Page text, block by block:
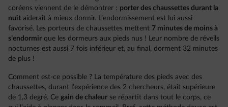
coréens viennent de le démontrer : porter des chaussettes durant la
nuit aiderait à mieux dormir. L’endormissement est lui aussi
favorisé. Les porteurs de chaussettes mettent 7 minutes de moins à
s’endormir que les dormeurs aux pieds nus ! Leur nombre de réveils
nocturnes est aussi 7 fois inférieur et, au final, dorment 32 minutes
de plus !
Comment est-ce possible ? La température des pieds avec des
chaussettes, durant l’expérience des 2 chercheurs, était supérieure
de 1,3 degré. Ce gain de chaleur se répartit dans tout le corps, ce